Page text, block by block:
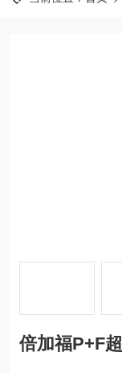
倍加福P+F